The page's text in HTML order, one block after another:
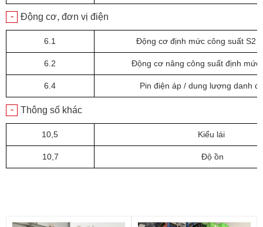
- Động cơ, đơn vị điện
6.1 Động cơ định mức công suất S2
6.2 Động cơ nâng công suất định mức
6.4 Pin điện áp / dung lượng danh
- Thông số khác
10,5 Kiểu lái
10,7 Độ ồn